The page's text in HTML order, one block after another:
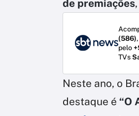
de premiações
(586),
pelo
TVs
Neste ano, o
destaque é “O